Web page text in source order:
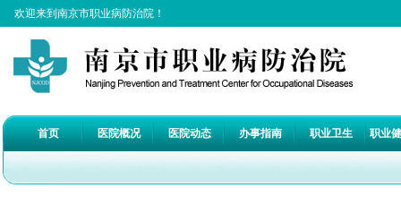
欢迎来到南京市职业病防治院！
首页 医院概况 医院动态 办事指南 职业卫生 职业